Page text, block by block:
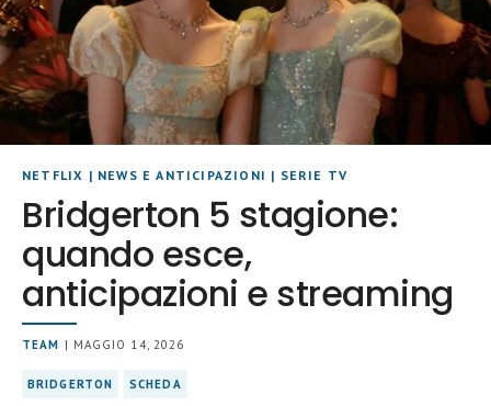
NETFLIX | NEWS E ANTICIPAZIONI | SERIE TV
Bridgerton 5 stagione:
quando esce,
anticipazioni e streaming
TEAM | MAGGIO 14, 2026
BRIDGERTON SCHEDA